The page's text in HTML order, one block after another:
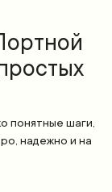
понятные шаги,
надежно и на